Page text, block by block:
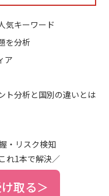
気キーワード
を分析
ア
ト分析と国別の違いとは
・リスク検知
れ1本で解決／
取る＞